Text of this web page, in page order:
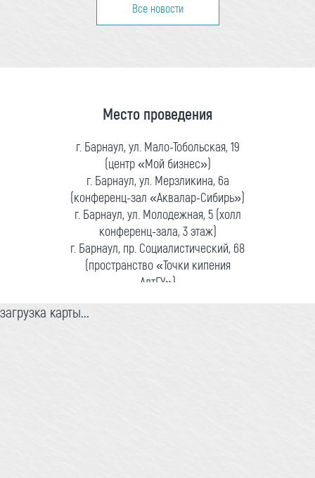
Все новости
Место проведения
г. Барнаул, ул. Мало-Тобольская, 19
(центр «Мой бизнес»)
г. Барнаул, ул. Мерзликина, 6а
(конференц-зал «Аквалар-Сибирь»)
г. Барнаул, ул. Молодежная, 5 (холл
конференц-зала, 3 этаж)
г. Барнаул, пр. Социалистический, 68
(пространство «Точки кипения
АлтГУ»)
загрузка карты...